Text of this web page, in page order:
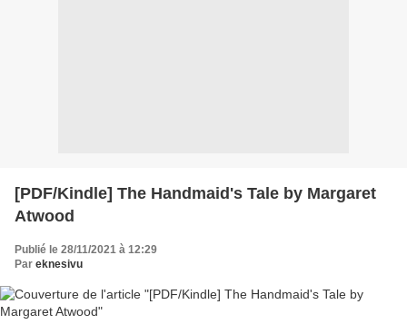
[PDF/Kindle] The Handmaid's Tale by Margaret
Atwood
Publié le 28/11/2021 à 12:29
Par eknesivu